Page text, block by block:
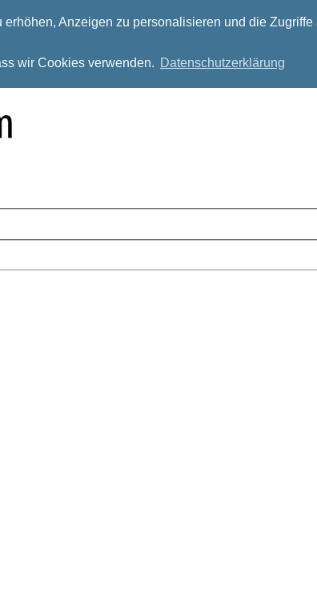
Anzeigen zu personalisieren und die Zugriffe
wir Cookies verwenden. Datenschutzerklärung